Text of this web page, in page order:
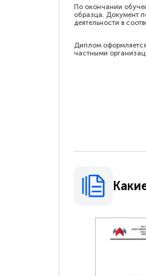
По окончании
образца. Документ
деятельности в
Диплом оформляется
частными